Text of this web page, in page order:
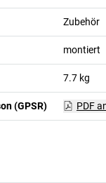
Zubehör
montiert
7.7 kg
(GPSR) PDF